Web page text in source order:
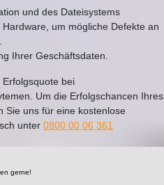
und des Dateisystems
um mögliche Defekte an
Ihrer Geschäftsdaten.
bei
Um die Erfolgschancen Ihres
Sie uns für eine kostenlose
unter 0800 00 06 361
gerne!